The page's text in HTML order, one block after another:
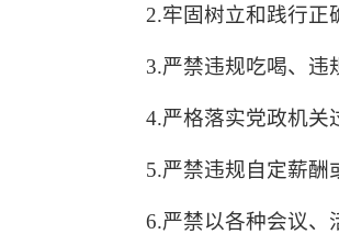
2.牢固树立和践行正
3.严禁违规吃喝、违
4.严格落实党政机关
5.严禁违规自定薪酬
6.严禁以各种会议、